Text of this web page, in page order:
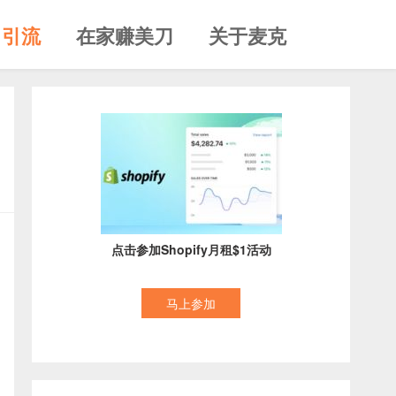
引流 在家赚美刀 关于麦克
点击参加Shopify月租$1活动
马上参加